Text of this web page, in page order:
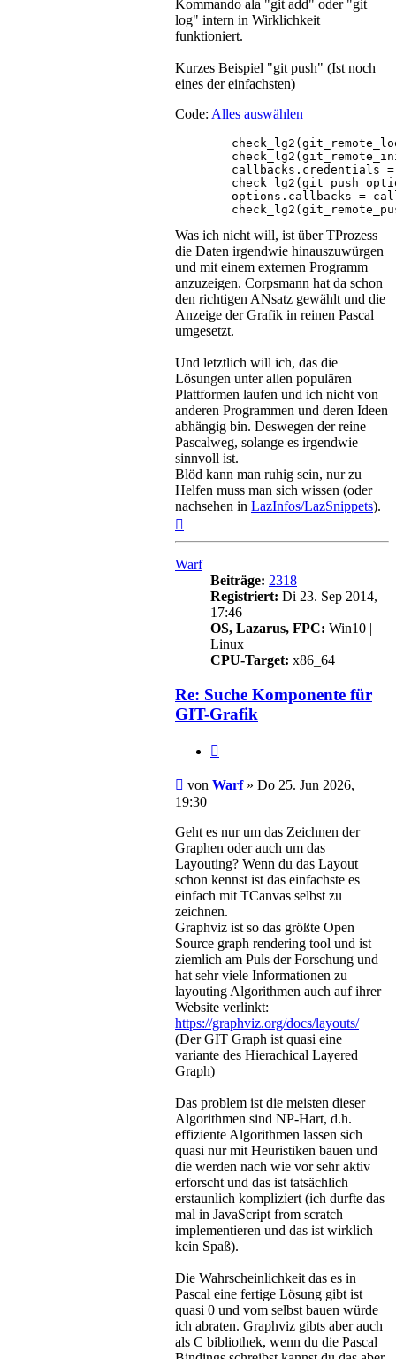
Kommando ala "git add" oder "git
log" intern in Wirklichkeit
funktioniert.
Kurzes Beispiel "git push" (Ist noch
eines der einfachsten)
Code: Alles auswählen
Was ich nicht will, ist über TProzess
die Daten irgendwie hinauszuwürgen
und mit einem externen Programm
anzuzeigen. Corpsmann hat da schon
den richtigen ANsatz gewählt und die
Anzeige der Grafik in reinen Pascal
umgesetzt.
Und letztlich will ich, das die
Lösungen unter allen populären
Plattformen laufen und ich nicht von
anderen Programmen und deren Ideen
abhängig bin. Deswegen der reine
Pascalweg, solange es irgendwie
sinnvoll ist.
Blöd kann man ruhig sein, nur zu
Helfen muss man sich wissen (oder
nachsehen in LazInfos/LazSnippets).
Warf
Beiträge: 2318
Registriert: Di 23. Sep 2014,
17:46
OS, Lazarus, FPC: Win10 |
Linux
CPU-Target: x86_64
Re: Suche Komponente für
GIT-Grafik
Beitrag
von Warf» Do 25. Jun 2026,
19:30
Geht es nur um das Zeichnen der
Graphen oder auch um das
Layouting? Wenn du das Layout
schon kennst ist das einfachste es
einfach mit TCanvas selbst zu
zeichnen.
Graphviz ist so das größte Open
Source graph rendering tool und ist
ziemlich am Puls der Forschung und
hat sehr viele Informationen zu
layouting Algorithmen auch auf ihrer
Website verlinkt:
https://graphviz.org/docs/layouts/
(Der GIT Graph ist quasi eine
variante des Hierachical Layered
Graph)
Das problem ist die meisten dieser
Algorithmen sind NP-Hart, d.h.
effiziente Algorithmen lassen sich
quasi nur mit Heuristiken bauen und
die werden nach wie vor sehr aktiv
erforscht und das ist tatsächlich
erstaunlich kompliziert (ich durfte das
mal in JavaScript from scratch
implementieren und das ist wirklich
kein Spaß).
Die Wahrscheinlichkeit das es in
Pascal eine fertige Lösung gibt ist
quasi 0 und vom selbst bauen würde
ich abraten. Graphviz gibts aber auch
als C bibliothek, wenn du die Pascal